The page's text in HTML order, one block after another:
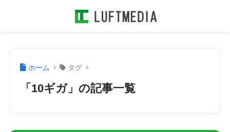
ホーム タグ
「10ギガ」の記事一覧